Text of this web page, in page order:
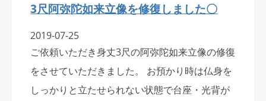
3尺阿弥陀如来立像を修復しました〇
2019-07-25
ご依頼いただき身丈3尺の阿弥陀如来立像の修復
をさせていただきました。 お預かり時は仏身を
しっかりと立たせられない状態で台座・光背が